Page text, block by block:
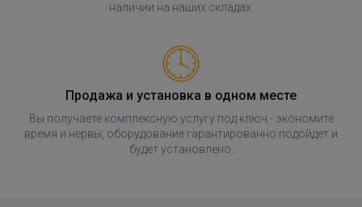
наличии на наших складах.
Продажа и установка в одном месте
Вы получаете комплексную услугу под ключ - экономите
время и нервы, оборудование гарантированно подойдет и
будет установлено.